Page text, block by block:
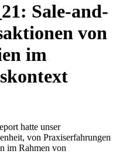
Sale-and-
von
im
hatte unser
von Praxiserfahrungen
im Rahmen von